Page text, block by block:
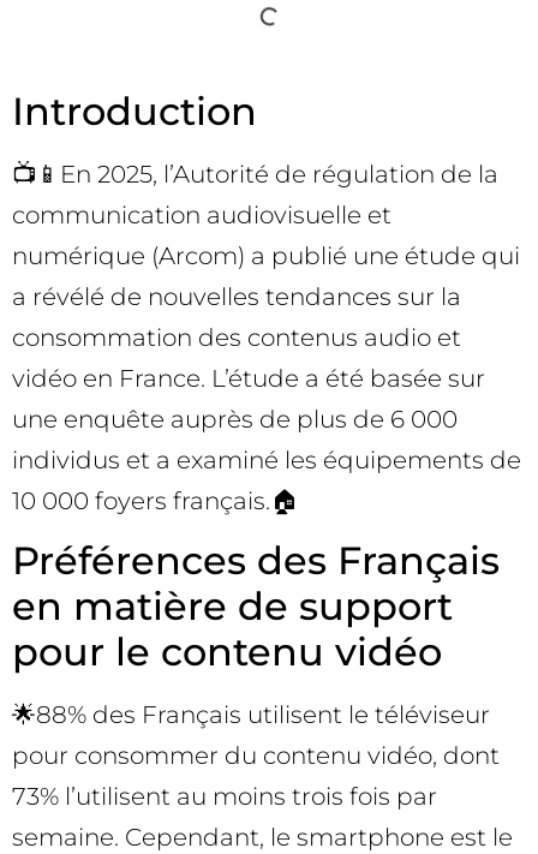
Introduction
📺📱En 2025, l’Autorité de régulation de la
communication audiovisuelle et
numérique (Arcom) a publié une étude qui
a révélé de nouvelles tendances sur la
consommation des contenus audio et
vidéo en France. L’étude a été basée sur
une enquête auprès de plus de 6 000
individus et a examiné les équipements de
10 000 foyers français.🏠
Préférences des Français
en matière de support
pour le contenu vidéo
🌟88% des Français utilisent le téléviseur
pour consommer du contenu vidéo, dont
73% l’utilisent au moins trois fois par
semaine. Cependant, le smartphone est le